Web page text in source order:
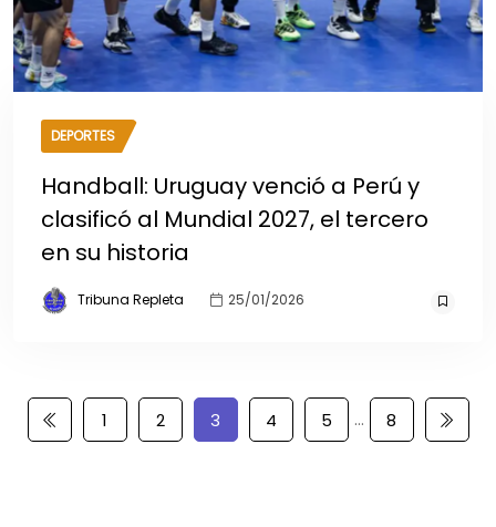
DEPORTES
Handball: Uruguay venció a Perú y
clasificó al Mundial 2027, el tercero
en su historia
Tribuna Repleta 25/01/2026
1 2 3 4 5 … 8